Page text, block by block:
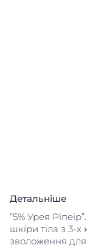
Детальніше
“5% Урея
шкіри тіла з 3-
зволоження